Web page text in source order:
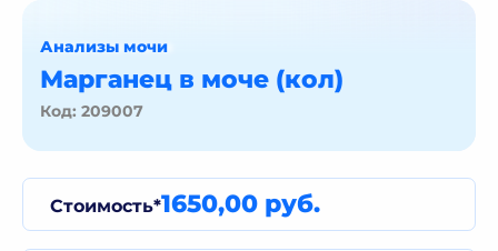
Марганец в моче (кол)
Код: 209007
Анализы мочи
Стоимость*1650,00 руб.